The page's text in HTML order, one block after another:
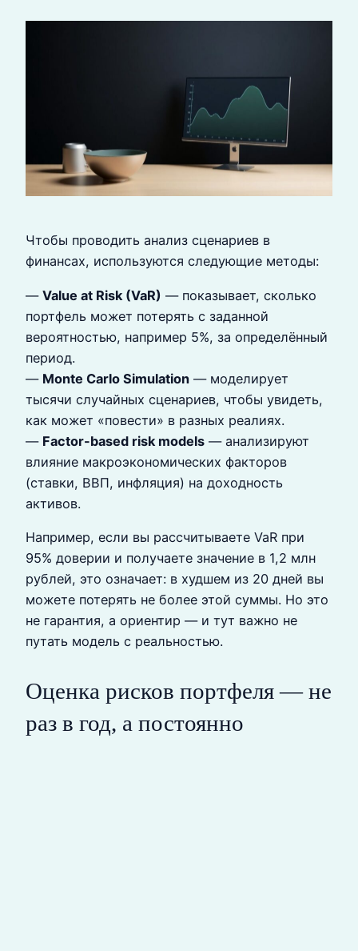
Чтобы проводить анализ сценариев в
финансах, используются следующие методы:
— Value at Risk (VaR) — показывает, сколько
портфель может потерять с заданной
вероятностью, например 5%, за определённый
период.
— Monte Carlo Simulation — моделирует
тысячи случайных сценариев, чтобы увидеть,
как может «повести» в разных реалиях.
— Factor-based risk models — анализируют
влияние макроэкономических факторов
(ставки, ВВП, инфляция) на доходность
активов.
Например, если вы рассчитываете VaR при
95% доверии и получаете значение в 1,2 млн
рублей, это означает: в худшем из 20 дней вы
можете потерять не более этой суммы. Но это
не гарантия, а ориентир — и тут важно не
путать модель с реальностью.
Оценка рисков портфеля — не
раз в год, а постоянно